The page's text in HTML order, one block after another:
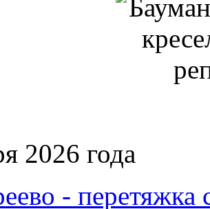
2026 года
- перетяжка